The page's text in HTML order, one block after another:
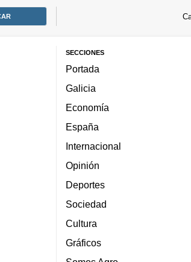
SECCIONES
Portada
Galicia
Economía
España
Internacional
Opinión
Deportes
Sociedad
Cultura
Gráficos